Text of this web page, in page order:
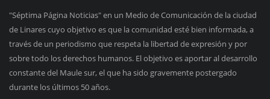
"Séptima Página Noticias" en un Medio de Comunicación de la ciudad
de Linares cuyo objetivo es que la comunidad esté bien informada, a
través de un periodismo que respeta la libertad de expresión y por
sobre todo los derechos humanos. El objetivo es aportar al desarrollo
constante del Maule sur, el que ha sido gravemente postergado
durante los últimos 50 años.